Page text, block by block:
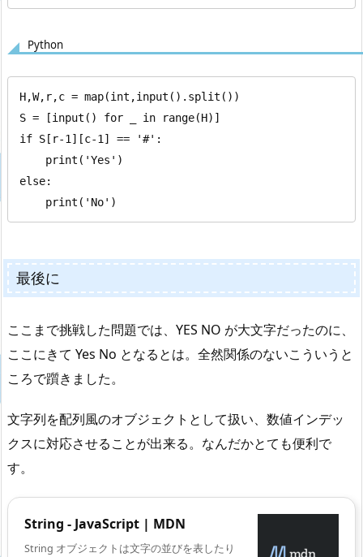
Python
H,W,r,c = map(int,input().split())
S = [input() for _ in range(H)]
if S[r-1][c-1] == '#':
else:
    print('No')
最後に
ここまで挑戦した問題では、YES NO が大文字だったのに、
ここにきて Yes No となるとは。全然関係のないこういうと
ころで躓きました。
文字列を配列風のオブジェクトとして扱い、数値インデッ
クスに対応させることが出来る。なんだかとても便利で
す。
String - JavaScript | MDN
String オブジェクトは文字の並びを表したり